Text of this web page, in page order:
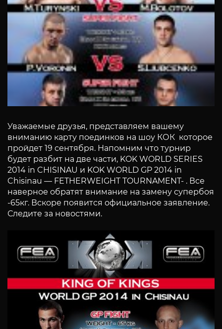
Уважаемые друзья, представляем вашему
вниманию карту поединков на шоу КОК которое
пройдет 19 сентября. Напомним что турнир
будет разбит на две части, KOK WORLD SERIES
2014 in CHISINAU и KOK WORLD GP 2014 in
Chisinau — FETHERWEIGHT TOURNAMENT- . Все
наверное обратят внимание на замену супербоя
-65кг. Вскоре появится официальное заявление.
Следите за новостями.